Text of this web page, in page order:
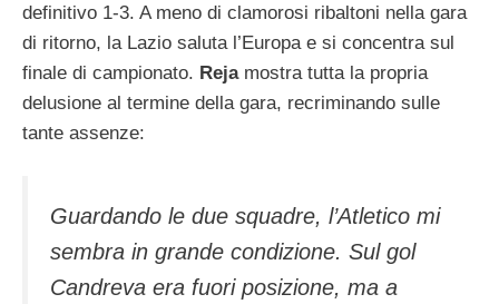
definitivo 1-3. A meno di clamorosi ribaltoni nella gara
di ritorno, la Lazio saluta l’Europa e si concentra sul
finale di campionato. Rejamostra tutta la propria
delusione al termine della gara, recriminando sulle
tante assenze:
Guardando le due squadre, l’Atletico mi
sembra in grande condizione. Sul gol
Candreva era fuori posizione, ma a